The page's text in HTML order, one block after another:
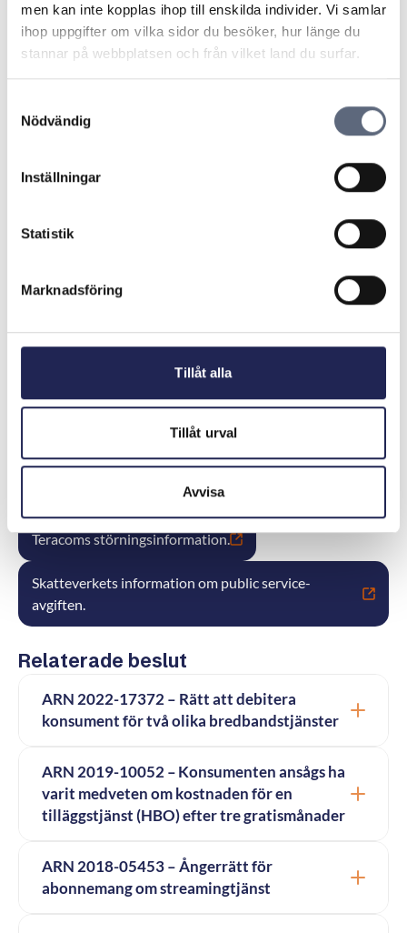
men kan inte kopplas ihop till enskilda individer. Vi samlar
ihop uppgifter om vilka sidor du besöker, hur länge du
stannar på webbplatsen och från vilket land du surfar.
Nödvändig
Inställningar
Statistik
Marknadsföring
Tillåt alla
Tillåt urval
Avvisa
Vilka tilläggstjänster vill du ha (exempelvis HD-tv,
flera programkort)?
Vad kostar abonnemanget och tillkommer
Mediemyndigheten har mer information om olika
Konsumentverket har konsumenträttslig
Information om fria kanaler hos Teracom.
Teracoms störningsinformation.
Skatteverkets information om public service-
avgiften.
Relaterade beslut
ARN 2022-17372 – Rätt att debitera
konsument för två olika bredbandstjänster
ARN 2019-10052 – Konsumenten ansågs ha
varit medveten om kostnaden för en
tilläggstjänst (HBO) efter tre gratismånader
ARN 2018-05453 – Ångerrätt för
abonnemang om streamingtjänst